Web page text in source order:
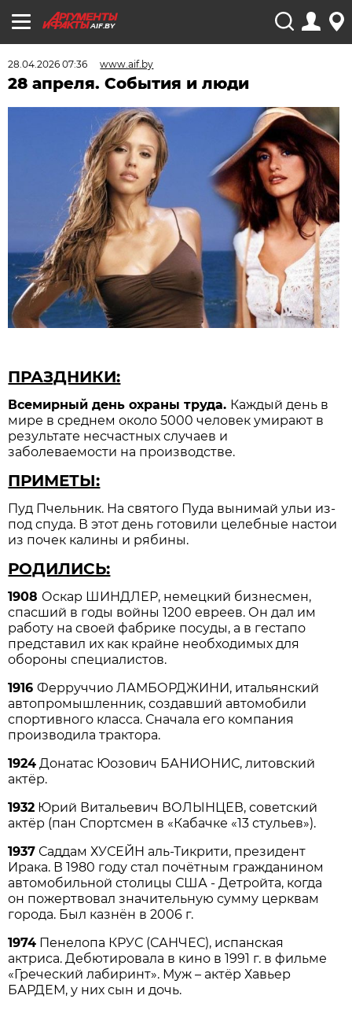
AIF.BY
28.04.2026 07:36 www.aif.by
28 апреля. События и люди
ПРАЗДНИКИ:
Всемирный день охраны труда. Каждый день в
мире в среднем около 5000 человек умирают в
результате несчастных случаев и
заболеваемости на производстве.
ПРИМЕТЫ:
Пуд Пчельник. На святого Пуда вынимай ульи из-
под спуда. В этот день готовили целебные настои
из почек калины и рябины.
РОДИЛИСЬ:
1908 Оскар ШИНДЛЕР, немецкий бизнесмен,
спасший в годы войны 1200 евреев. Он дал им
работу на своей фабрике посуды, а в гестапо
представил их как крайне необходимых для
обороны специалистов.
1916Ферруччио ЛАМБОРДЖИНИ, итальянский
автопромышленник, создавший автомобили
спортивного класса. Сначала его компания
производила трактора.
1924 Донатас Юозович БАНИОНИС, литовский
актёр.
1932 Юрий Витальевич ВОЛЫНЦЕВ, советский
актёр (пан Спортсмен в «Кабачке «13 стульев»).
1937 Саддам ХУСЕЙН аль-Тикрити, президент
Ирака. В 1980 году стал почётным гражданином
автомобильной столицы США - Детройта, когда
он пожертвовал значительную сумму церквам
города. Был казнён в 2006 г.
1974 Пенелопа КРУС (САНЧЕС), испанская
актриса. Дебютировала в кино в 1991 г. в фильме
«Греческий лабиринт». Муж – актёр Хавьер
БАРДЕМ, у них сын и дочь.